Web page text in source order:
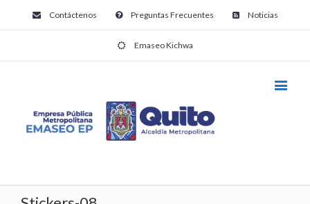
Contáctenos Preguntas Frecuentes Noticias
Emaseo Kichwa